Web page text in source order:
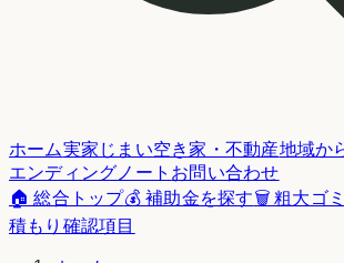
ホーム実家じまい空き家・不動産地域か
エンディングノート お問い合わせ
🏠 総合トップ💰 補助金を探す🗑️ 粗大ゴ
積もり確認項目